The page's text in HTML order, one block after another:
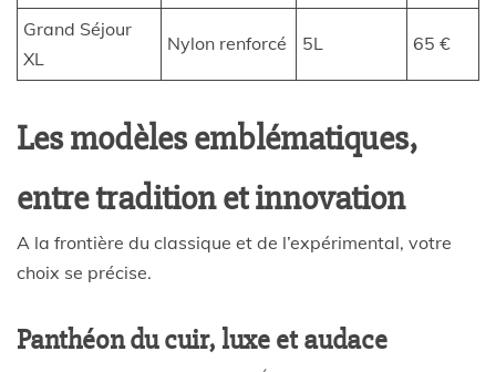
Grand Séjour
XL
Nylon renforcé 5L 65 €
Les modèles emblématiques,
entre tradition et innovation
A la frontière du classique et de l’expérimental, votre
choix se précise.
Panthéon du cuir, luxe et audace